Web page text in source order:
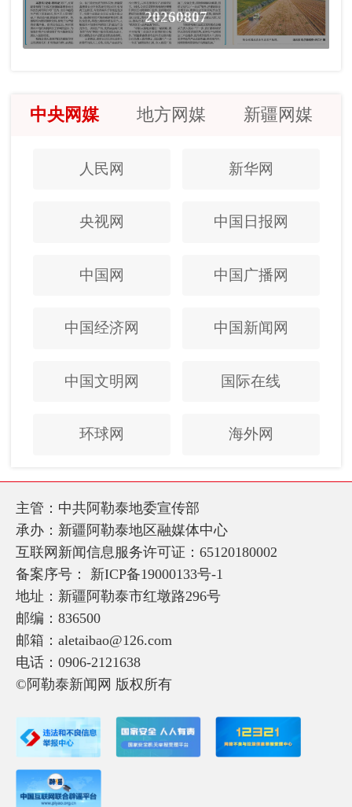
20260807
中央网媒 地方网媒 新疆网媒
人民网 新华网
央视网 中国日报网
中国网 中国广播网
中国经济网 中国新闻网
中国文明网 国际在线
环球网 海外网
主管：中共阿勒泰地委宣传部
承办：新疆阿勒泰地区融媒体中心
互联网新闻信息服务许可证：65120180002
备案序号： 新ICP备19000133号-1
地址：新疆阿勒泰市红墩路296号
邮编：836500
邮箱：aletaibao@126.com
电话：0906-2121638
©阿勒泰新闻网 版权所有